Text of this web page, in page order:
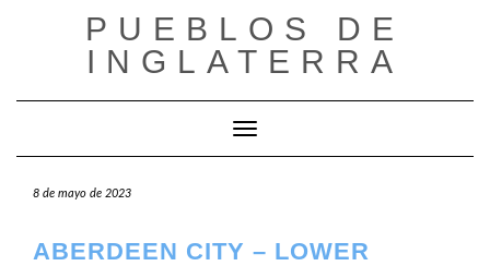
PUEBLOS DE
INGLATERRA
Cambiar modo de navegación
8 de mayo de 2023
ABERDEEN CITY – LOWER